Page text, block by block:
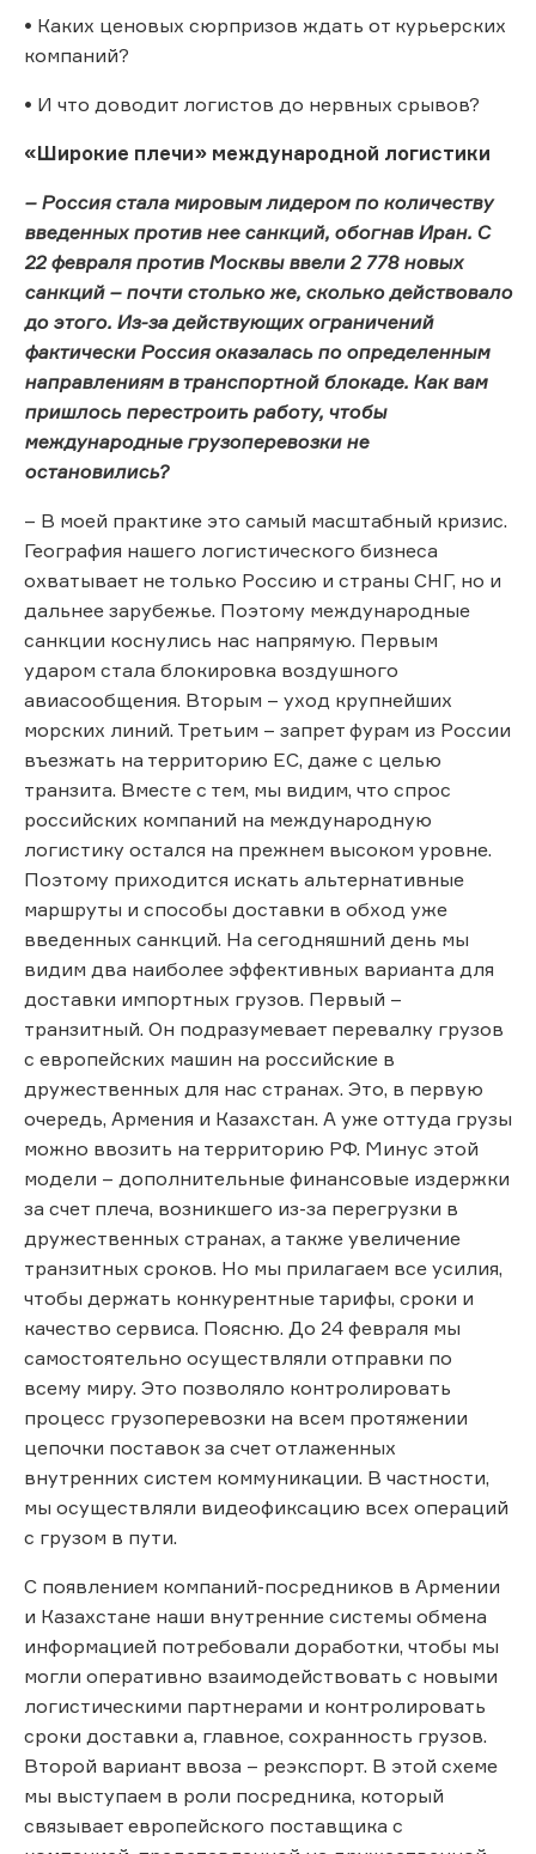
• Каких ценовых сюрпризов ждать от курьерских
компаний?
• И что доводит логистов до нервных срывов?
«Широкие плечи» международной логистики
– Россия стала мировым лидером по количеству
введенных против нее санкций, обогнав Иран. С
22 февраля против Москвы ввели 2 778 новых
санкций – почти столько же, сколько действовало
до этого. Из-за действующих ограничений
фактически Россия оказалась по определенным
направлениям в транспортной блокаде. Как вам
пришлось перестроить работу, чтобы
международные грузоперевозки не
остановились?
– В моей практике это самый масштабный кризис.
География нашего логистического бизнеса
охватывает не только Россию и страны СНГ, но и
дальнее зарубежье. Поэтому международные
санкции коснулись нас напрямую. Первым
ударом стала блокировка воздушного
авиасообщения. Вторым – уход крупнейших
морских линий. Третьим – запрет фурам из России
въезжать на территорию ЕС, даже с целью
транзита. Вместе с тем, мы видим, что спрос
российских компаний на международную
логистику остался на прежнем высоком уровне.
Поэтому приходится искать альтернативные
маршруты и способы доставки в обход уже
введенных санкций. На сегодняшний день мы
видим два наиболее эффективных варианта для
доставки импортных грузов. Первый –
транзитный. Он подразумевает перевалку грузов
с европейских машин на российские в
дружественных для нас странах. Это, в первую
очередь, Армения и Казахстан. А уже оттуда грузы
можно ввозить на территорию РФ. Минус этой
модели – дополнительные финансовые издержки
за счет плеча, возникшего из-за перегрузки в
дружественных странах, а также увеличение
транзитных сроков. Но мы прилагаем все усилия,
чтобы держать конкурентные тарифы, сроки и
качество сервиса. Поясню. До 24 февраля мы
самостоятельно осуществляли отправки по
всему миру. Это позволяло контролировать
процесс грузоперевозки на всем протяжении
цепочки поставок за счет отлаженных
внутренних систем коммуникации. В частности,
мы осуществляли видеофиксацию всех операций
с грузом в пути.
С появлением компаний-посредников в Армении
и Казахстане наши внутренние системы обмена
информацией потребовали доработки, чтобы мы
могли оперативно взаимодействовать с новыми
логистическими партнерами и контролировать
сроки доставки а, главное, сохранность грузов.
Второй вариант ввоза – реэкспорт. В этой схеме
мы выступаем в роли посредника, который
связывает европейского поставщика с